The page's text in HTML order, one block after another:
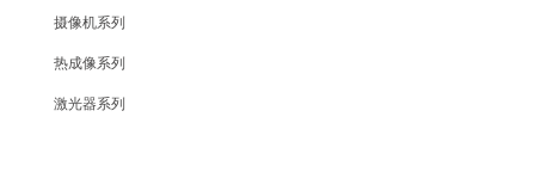
摄像机系列
热成像系列
激光器系列